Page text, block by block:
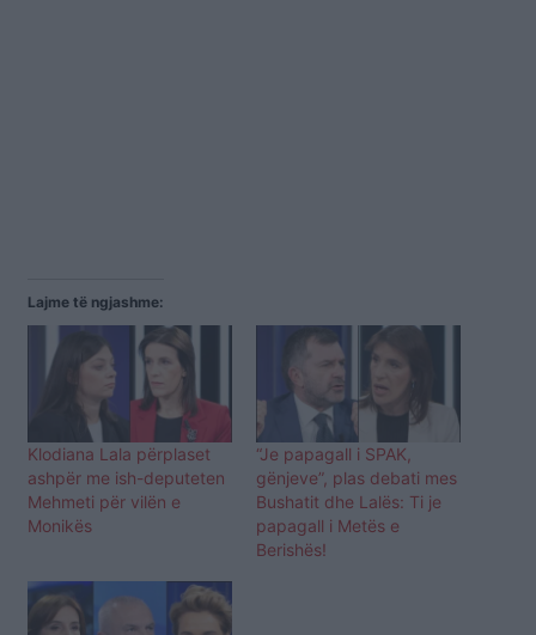
Lajme të ngjashme:
Klodiana Lala përplaset
ashpër me ish-deputeten
Mehmeti për vilën e
Monikës
“Je papagall i SPAK,
gënjeve”, plas debati mes
Bushatit dhe Lalës: Ti je
papagall i Metës e
Berishës!